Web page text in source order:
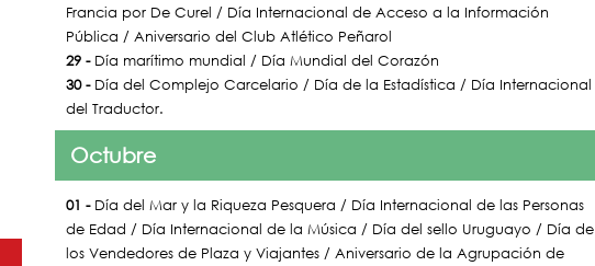
Francia por De Curel / Día Internacional de Acceso a la Información
Pública / Aniversario del Club Atlético Peñarol
29 -Día marítimo mundial / Día Mundial del Corazón
30 -Día del Complejo Carcelario / Día de la Estadística / Día Internacional
del Traductor.
Octubre
01 -Día del Mar y la Riqueza Pesquera / Día Internacional de las Personas
de Edad / Día Internacional de la Música / Día del sello Uruguayo / Día de
los Vendedores de Plaza y Viajantes / Aniversario de la Agrupación de